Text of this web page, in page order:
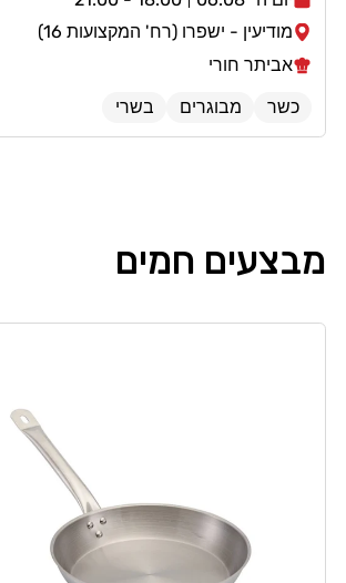
מודיעין - ישפרו (רח' המקצועות 16)
אביתר חורי
כשר
מבוגרים בשרי
מבצעים חמים